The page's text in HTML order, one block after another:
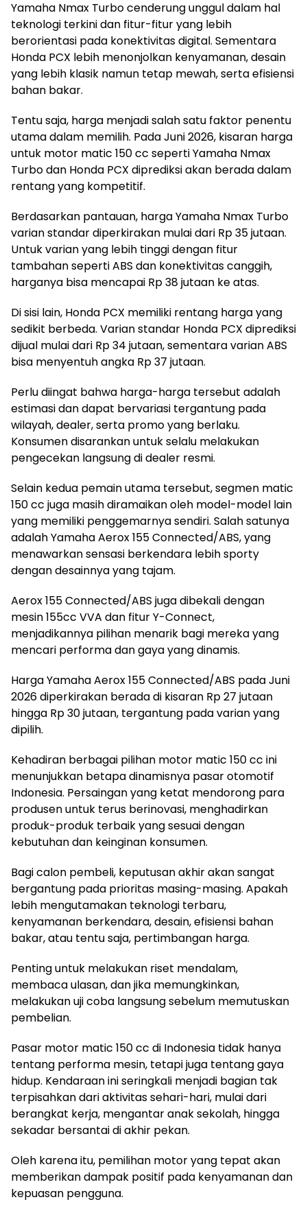
Yamaha Nmax Turbo cenderung unggul dalam hal
teknologi terkini dan fitur-fitur yang lebih
berorientasi pada konektivitas digital. Sementara
Honda PCX lebih menonjolkan kenyamanan, desain
yang lebih klasik namun tetap mewah, serta efisiensi
bahan bakar.
Tentu saja, harga menjadi salah satu faktor penentu
utama dalam memilih. Pada Juni 2026, kisaran harga
untuk motor matic 150 cc seperti Yamaha Nmax
Turbo dan Honda PCX diprediksi akan berada dalam
rentang yang kompetitif.
Berdasarkan pantauan, harga Yamaha Nmax Turbo
varian standar diperkirakan mulai dari Rp 35 jutaan.
Untuk varian yang lebih tinggi dengan fitur
tambahan seperti ABS dan konektivitas canggih,
harganya bisa mencapai Rp 38 jutaan ke atas.
Di sisi lain, Honda PCX memiliki rentang harga yang
sedikit berbeda. Varian standar Honda PCX diprediksi
dijual mulai dari Rp 34 jutaan, sementara varian ABS
bisa menyentuh angka Rp 37 jutaan.
Perlu diingat bahwa harga-harga tersebut adalah
estimasi dan dapat bervariasi tergantung pada
wilayah, dealer, serta promo yang berlaku.
Konsumen disarankan untuk selalu melakukan
pengecekan langsung di dealer resmi.
Selain kedua pemain utama tersebut, segmen matic
150 cc juga masih diramaikan oleh model-model lain
yang memiliki penggemarnya sendiri. Salah satunya
adalah Yamaha Aerox 155 Connected/ABS, yang
menawarkan sensasi berkendara lebih sporty
dengan desainnya yang tajam.
Aerox 155 Connected/ABS juga dibekali dengan
mesin 155cc VVA dan fitur Y-Connect,
menjadikannya pilihan menarik bagi mereka yang
mencari performa dan gaya yang dinamis.
Harga Yamaha Aerox 155 Connected/ABS pada Juni
2026 diperkirakan berada di kisaran Rp 27 jutaan
hingga Rp 30 jutaan, tergantung pada varian yang
dipilih.
Kehadiran berbagai pilihan motor matic 150 cc ini
menunjukkan betapa dinamisnya pasar otomotif
Indonesia. Persaingan yang ketat mendorong para
produsen untuk terus berinovasi, menghadirkan
produk-produk terbaik yang sesuai dengan
kebutuhan dan keinginan konsumen.
Bagi calon pembeli, keputusan akhir akan sangat
bergantung pada prioritas masing-masing. Apakah
lebih mengutamakan teknologi terbaru,
kenyamanan berkendara, desain, efisiensi bahan
bakar, atau tentu saja, pertimbangan harga.
Penting untuk melakukan riset mendalam,
membaca ulasan, dan jika memungkinkan,
melakukan uji coba langsung sebelum memutuskan
pembelian.
Pasar motor matic 150 cc di Indonesia tidak hanya
tentang performa mesin, tetapi juga tentang gaya
hidup. Kendaraan ini seringkali menjadi bagian tak
terpisahkan dari aktivitas sehari-hari, mulai dari
berangkat kerja, mengantar anak sekolah, hingga
sekadar bersantai di akhir pekan.
Oleh karena itu, pemilihan motor yang tepat akan
memberikan dampak positif pada kenyamanan dan
kepuasan pengguna.